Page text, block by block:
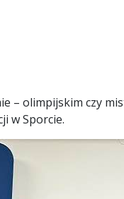
– olimpijskim czy
w Sporcie.